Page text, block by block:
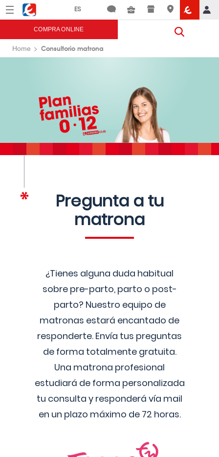
Menú Eroski
COMPRA ONLINE
Home Consultorio matrona
Pregunta a tu
matrona
¿Tienes alguna duda habitual
sobre pre-parto, parto o post-
parto? Nuestro equipo de
matronas estará encantado de
responderte. Envía tus preguntas
de forma totalmente gratuita.
Una matrona profesional
estudiará de forma personalizada
tu consulta y responderá vía mail
en un plazo máximo de 72 horas.